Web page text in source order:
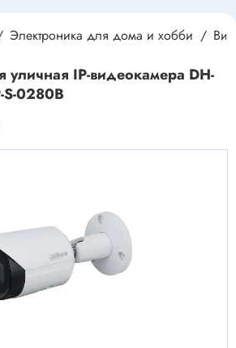
Электроника для дома и хобби
IP-видеокамера DH-
S-0280B